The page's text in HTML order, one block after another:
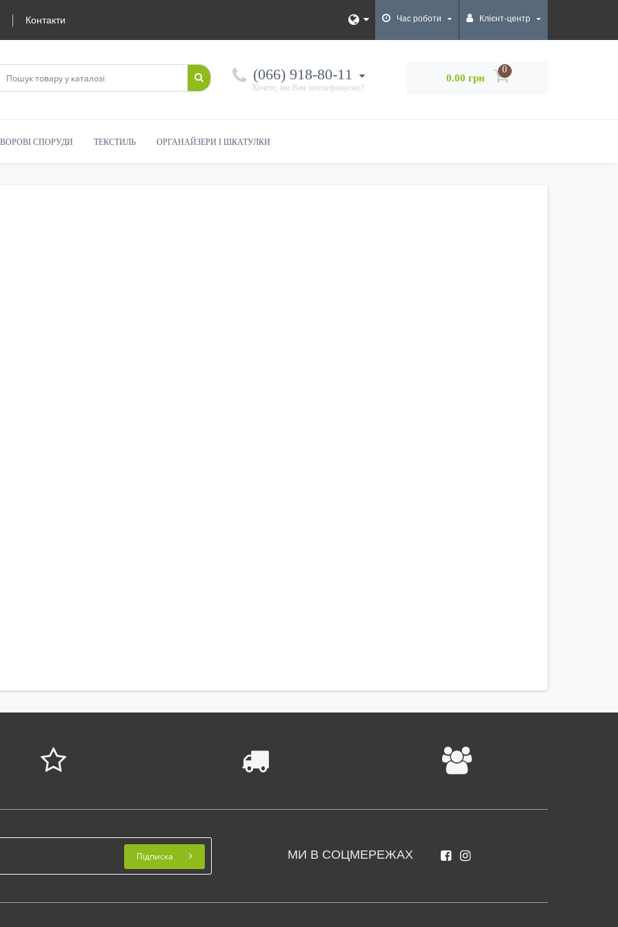
Контакти Час роботи Клієнт-центр
(066) 918-80-11
Хочете, ми Вам зателефонуємо?
0.00 грн
0
СПОРУДИ ТЕКСТИЛЬ ОРГАНАЙЗЕРИ І ШКАТУЛКИ
Підписка МИ В СОЦМЕРЕЖАХ